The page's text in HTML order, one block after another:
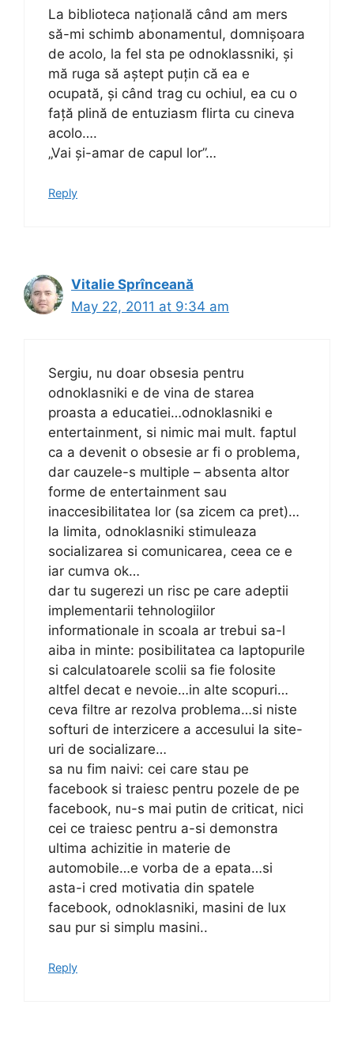
La biblioteca națională când am mers
să-mi schimb abonamentul, domnișoara
de acolo, la fel sta pe odnoklassniki, și
mă ruga să aștept puțin că ea e
ocupată, și când trag cu ochiul, ea cu o
față plină de entuziasm flirta cu cineva
acolo….
„Vai și-amar de capul lor”…
Reply
Vitalie Sprînceană
May 22, 2011 at 9:34 am
Sergiu, nu doar obsesia pentru
odnoklasniki e de vina de starea
proasta a educatiei…odnoklasniki e
entertainment, si nimic mai mult. faptul
ca a devenit o obsesie ar fi o problema,
dar cauzele-s multiple – absenta altor
forme de entertainment sau
inaccesibilitatea lor (sa zicem ca pret)…
la limita, odnoklasniki stimuleaza
socializarea si comunicarea, ceea ce e
iar cumva ok…
dar tu sugerezi un risc pe care adeptii
implementarii tehnologiilor
informationale in scoala ar trebui sa-l
aiba in minte: posibilitatea ca laptopurile
si calculatoarele scolii sa fie folosite
altfel decat e nevoie…in alte scopuri…
ceva filtre ar rezolva problema…si niste
softuri de interzicere a accesului la site-
uri de socializare…
sa nu fim naivi: cei care stau pe
facebook si traiesc pentru pozele de pe
facebook, nu-s mai putin de criticat, nici
cei ce traiesc pentru a-si demonstra
ultima achizitie in materie de
automobile…e vorba de a epata…si
asta-i cred motivatia din spatele
facebook, odnoklasniki, masini de lux
sau pur si simplu masini..
Reply